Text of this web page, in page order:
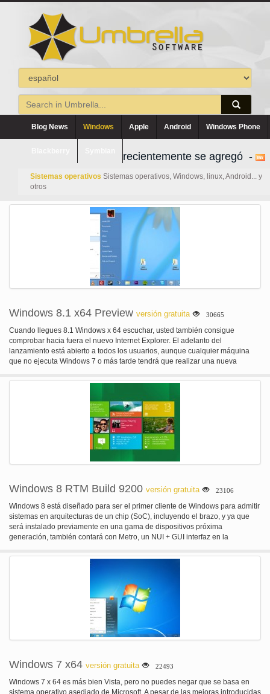
Blog News Windows Apple Android Windows Phone
recientemente se agregó -
Sistemas operativos Sistemas operativos, Windows, linux, Android... y
otros
Windows 8.1 x64 Preview versión gratuita 30665
Cuando llegues 8.1 Windows x 64 escuchar, usted también consigue
comprobar hacia fuera el nuevo Internet Explorer. El adelanto del
lanzamiento está abierto a todos los usuarios, aunque cualquier máquina
que no ejecuta Windows 7 o más tarde tendrá que realizar una nueva
Windows 8 RTM Build 9200 versión gratuita 23106
Windows 8 está diseñado para ser el primer cliente de Windows para admitir
sistemas en arquitecturas de un chip (SoC), incluyendo el brazo, y ya que
será instalado previamente en una gama de dispositivos próxima
generación, también contará con Metro, un NUI + GUI interfaz en la
diseñado para permitir la creación de experiencias inmersivas.
Windows 7 x64 versión gratuita 22493
Windows 7 x 64 es más bien Vista, pero no puedes negar que se basa en
sistema operativo asediado de Microsoft. A pesar de las mejoras introducidas